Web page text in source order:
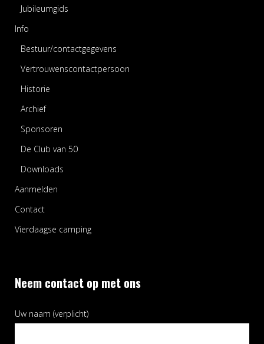
Jubileumgids
Info
Bestuur/contactgegevens
Vertrouwenscontactpersoon
Historie
Archief
Sponsoren
De Club van 50
Downloads
Aanmelden
Contact
Vierdaagse camping
Neem contact op met ons
Uw naam (verplicht)